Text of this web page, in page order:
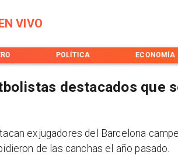
VIVO
POLÍTICA ECONOMÍA
destacados que
exjugadores del Barcelona
de las canchas el año pasado.